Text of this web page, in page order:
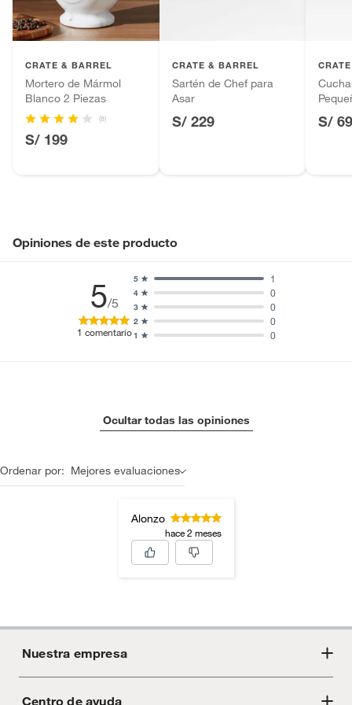
Pinturas de color a pedido.
Plantas.
Baterías de auto.
Motocicletas y bicicletas motorizadas.
CRATE & BARREL
Mortero de Mármol
Blanco 2 Piezas
(8)
S/ 199
CRATE & BARREL
Sartén de Chef para
Asar
S/ 229 S/
Opiniones de este producto
5/5
1 comentario1 0
2 0
3 0
4 0
5 1
Ocultar todas las opiniones
Ordenar por: Mejores evaluaciones
Alonzo
hace 2 meses
Nuestra empresa
Acerca de Crate
Centro de ayuda